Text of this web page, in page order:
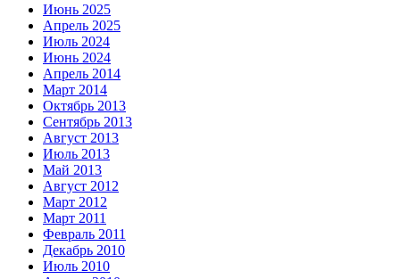
Июнь 2025
Апрель 2025
Июль 2024
Июнь 2024
Апрель 2014
Март 2014
Октябрь 2013
Сентябрь 2013
Август 2013
Июль 2013
Май 2013
Август 2012
Март 2012
Март 2011
Февраль 2011
Декабрь 2010
Июль 2010